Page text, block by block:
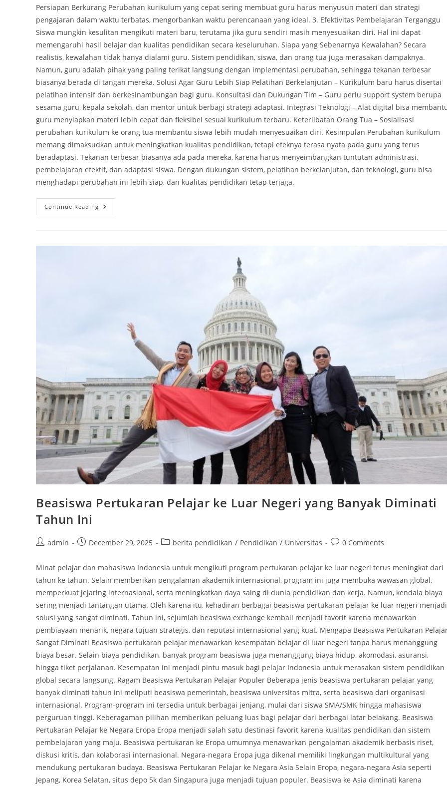
Persiapan Berkurang Perubahan kurikulum yang cepat sering membuat guru harus menyusun materi dan strategi
pengajaran dalam waktu terbatas, mengorbankan waktu perencanaan yang ideal. 3. Efektivitas Pembelajaran Terganggu
Siswa mungkin kesulitan mengikuti materi baru, terutama jika guru sendiri masih menyesuaikan diri. Hal ini dapat
memengaruhi hasil belajar dan kualitas pendidikan secara keseluruhan. Siapa yang Sebenarnya Kewalahan? Secara
realistis, kewalahan tidak hanya dialami guru. Sistem pendidikan, siswa, dan orang tua juga merasakan dampaknya.
Namun, guru adalah pihak yang paling terikat langsung dengan implementasi perubahan, sehingga tekanan terbesar
biasanya berada di tangan mereka. Solusi Agar Guru Lebih Siap Pelatihan Berkelanjutan – Kurikulum baru harus disertai
pelatihan intensif dan berkesinambungan bagi guru. Konsultasi dan Dukungan Tim – Guru perlu support system berupa
sesama guru, kepala sekolah, dan mentor untuk berbagi strategi adaptasi. Integrasi Teknologi – Alat digital bisa
guru menyiapkan materi lebih cepat dan fleksibel sesuai kurikulum terbaru. Keterlibatan Orang Tua – Sosialisasi
perubahan kurikulum ke orang tua membantu siswa lebih mudah menyesuaikan diri. Kesimpulan Perubahan kurikulum
memang dimaksudkan untuk meningkatkan kualitas pendidikan, tetapi efeknya terasa nyata pada guru yang terus
beradaptasi. Tekanan terbesar biasanya ada pada mereka, karena harus menyeimbangkan tuntutan administrasi,
pembelajaran efektif, dan adaptasi siswa. Dengan dukungan sistem, pelatihan berkelanjutan, dan teknologi, guru bisa
menghadapi perubahan ini lebih siap, dan kualitas pendidikan tetap terjaga.
Continue Reading Kurikulum
Terus
Siapa
Beasiswa Pertukaran Pelajar ke Luar Negeri yang Banyak Diminati
Tahun Ini
Postadmin
PostDecember 29, 2025
Postberita pendidikan / Pendidikan / Universitas
Post0 Comments
Minat pelajar dan mahasiswa Indonesia untuk mengikuti program pertukaran pelajar ke luar negeri terus meningkat dari
tahun ke tahun. Selain memberikan pengalaman akademik internasional, program ini juga membuka wawasan global,
memperkuat jejaring internasional, serta meningkatkan daya saing di dunia pendidikan dan kerja. Namun, kendala biaya
sering menjadi tantangan utama. Oleh karena itu, kehadiran berbagai beasiswa pertukaran pelajar ke luar negeri menjadi
solusi yang sangat diminati. Tahun ini, sejumlah beasiswa exchange kembali menjadi favorit karena menawarkan
pembiayaan menarik, negara tujuan strategis, dan reputasi internasional yang kuat. Mengapa Beasiswa Pertukaran
Sangat Diminati Beasiswa pertukaran pelajar menawarkan kesempatan belajar di luar negeri tanpa harus menanggung
biaya besar. Selain biaya pendidikan, banyak program beasiswa juga menanggung biaya hidup, akomodasi, asuransi,
hingga tiket perjalanan. Kesempatan ini menjadi pintu masuk bagi pelajar Indonesia untuk merasakan sistem pendidikan
global secara langsung. Ragam Beasiswa Pertukaran Pelajar Populer Beberapa jenis beasiswa pertukaran pelajar yang
banyak diminati tahun ini meliputi beasiswa pemerintah, beasiswa universitas mitra, serta beasiswa dari organisasi
internasional. Program-program ini tersedia untuk berbagai jenjang, mulai dari siswa SMA/SMK hingga mahasiswa
perguruan tinggi. Keberagaman pilihan memberikan peluang luas bagi pelajar dari berbagai latar belakang. Beasiswa
Pertukaran Pelajar ke Negara Eropa Eropa menjadi salah satu destinasi favorit karena kualitas pendidikan dan sistem
pembelajaran yang maju. Beasiswa pertukaran ke Eropa umumnya menawarkan pengalaman akademik berbasis riset,
diskusi kritis, dan kolaborasi internasional. Negara-negara Eropa juga dikenal memiliki lingkungan multikultural yang
mendukung pertukaran budaya. Beasiswa Pertukaran Pelajar ke Negara Asia Selain Eropa, negara-negara Asia seperti
Jepang, Korea Selatan, situs depo 5k dan Singapura juga menjadi tujuan populer. Beasiswa ke Asia diminati karena